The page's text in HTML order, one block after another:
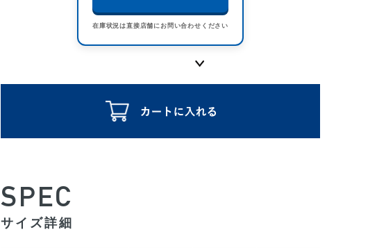
在庫状況は直接店舗にお問い合わせください
SPEC
サイズ詳細